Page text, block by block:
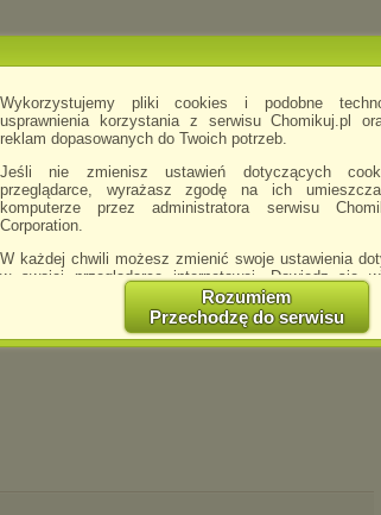
Wykorzystujemy pliki cookies i podobne
usprawnienia korzystania z serwisu Chomikuj.pl
reklam dopasowanych do Twoich potrzeb.
Jeśli nie zmienisz ustawień dotyczących
przeglądarce, wyrażasz zgodę na ich
komputerze przez administratora serwisu
Corporation.
W każdej chwili możesz zmienić swoje ustawienia
w swojej przeglądarce internetowej. Dowiedz się
http://chomikuj.pl/
Jednocześnie informujemy że zmiana ustawień
spowodować ograniczenie korzystania ze strony
Rozumiem
Przechodzę do serwisu